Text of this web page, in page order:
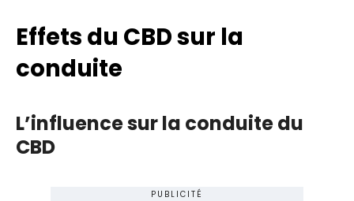
Effets du CBD sur la
conduite
L’influence sur la conduite du
CBD
PUBLICITÉ